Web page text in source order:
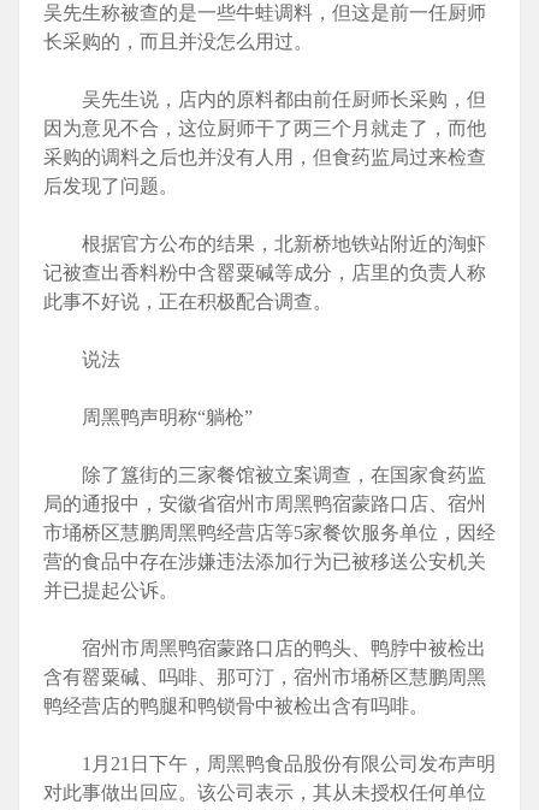
吴先生称被查的是一些牛蛙调料，但这是前一任厨师
长采购的，而且并没怎么用过。
吴先生说，店内的原料都由前任厨师长采购，但
因为意见不合，这位厨师干了两三个月就走了，而他
采购的调料之后也并没有人用，但食药监局过来检查
后发现了问题。
根据官方公布的结果，北新桥地铁站附近的淘虾
记被查出香料粉中含罂粟碱等成分，店里的负责人称
此事不好说，正在积极配合调查。
说法
周黑鸭声明称“躺枪”
除了簋街的三家餐馆被立案调查，在国家食药监
局的通报中，安徽省宿州市周黑鸭宿蒙路口店、宿州
市埇桥区慧鹏周黑鸭经营店等5家餐饮服务单位，因经
营的食品中存在涉嫌违法添加行为已被移送公安机关
并已提起公诉。
宿州市周黑鸭宿蒙路口店的鸭头、鸭脖中被检出
含有罂粟碱、吗啡、那可汀，宿州市埇桥区慧鹏周黑
鸭经营店的鸭腿和鸭锁骨中被检出含有吗啡。
1月21日下午，周黑鸭食品股份有限公司发布声明
对此事做出回应。该公司表示，其从未授权任何单位